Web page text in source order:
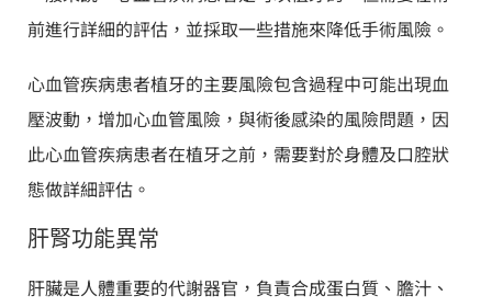
前進行詳細的評估，並採取一些措施來降低手術風險。
心血管疾病患者植牙的主要風險包含過程中可能出現血
壓波動，增加心血管風險，與術後感染的風險問題，因
此心血管疾病患者在植牙之前，需要對於身體及口腔狀
態做詳細評估。
肝腎功能異常
肝臟是人體重要的代謝器官，負責合成蛋白質、膽汁、